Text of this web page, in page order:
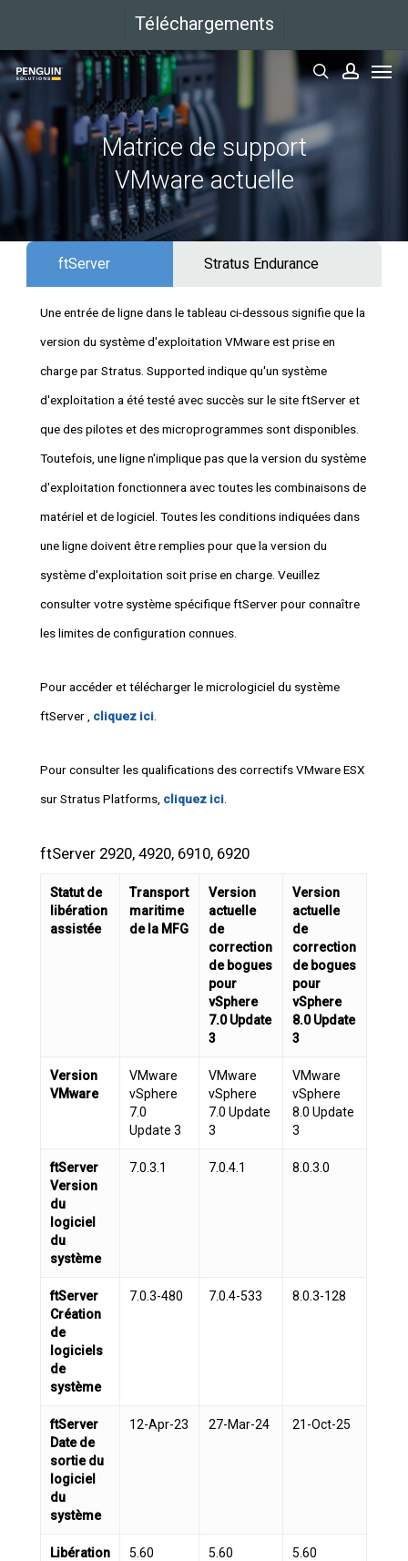
au
contenu
principal
Téléchargements
Matrice de support
VMware actuelle
ftServer Stratus Endurance
Une entrée de ligne dans le tableau ci-dessous signifie que la
version du système d'exploitation VMware est prise en
charge par Stratus. Supported indique qu'un système
d'exploitation a été testé avec succès sur le site ftServer et
que des pilotes et des microprogrammes sont disponibles.
Toutefois, une ligne n'implique pas que la version du système
d'exploitation fonctionnera avec toutes les combinaisons de
matériel et de logiciel. Toutes les conditions indiquées dans
une ligne doivent être remplies pour que la version du
système d'exploitation soit prise en charge. Veuillez
consulter votre système spécifique ftServer pour connaître
les limites de configuration connues.
Pour accéder et télécharger le micrologiciel du système
ftServer , cliquez ici
Pour consulter les qualifications des correctifs VMware ESX
sur Stratus Platforms, cliquez ici
ftServer 2920, 4920, 6910, 6920
Statut de
libération
assistée
Transport
maritime
de la MFG
Version
actuelle
de
correction
de bogues
pour
vSphere
7.0 Update
3
Version
actuelle
de
correction
de bogues
pour
vSphere
8.0 Update
3
Version
VMware
VMware
vSphere
7.0
Update 3
VMware
vSphere
7.0 Update
3
VMware
vSphere
8.0 Update
3
ftServer
Version
du
logiciel
du
système
7.0.3.1 7.0.4.1 8.0.3.0
ftServer
Création
de
logiciels
de
système
7.0.3-480 7.0.4-533 8.0.3-128
ftServer
Date de
sortie du
logiciel
du
système
12-Apr-23 27-Mar-24 21-Oct-25
Libération
5.60 5.60 5.60